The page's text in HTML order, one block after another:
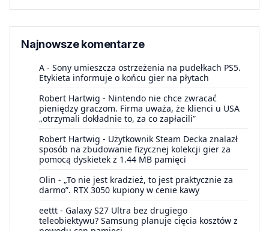
Najnowsze komentarze
A - Sony umieszcza ostrzeżenia na pudełkach PS5.
Etykieta informuje o końcu gier na płytach
Robert Hartwig - Nintendo nie chce zwracać
pieniędzy graczom. Firma uważa, że klienci u USA
„otrzymali dokładnie to, za co zapłacili”
Robert Hartwig - Użytkownik Steam Decka znalazł
sposób na zbudowanie fizycznej kolekcji gier za
pomocą dyskietek z 1.44 MB pamięci
Olin - „To nie jest kradzież, to jest praktycznie za
darmo”. RTX 3050 kupiony w cenie kawy
eettt - Galaxy S27 Ultra bez drugiego
teleobiektywu? Samsung planuje cięcia kosztów z